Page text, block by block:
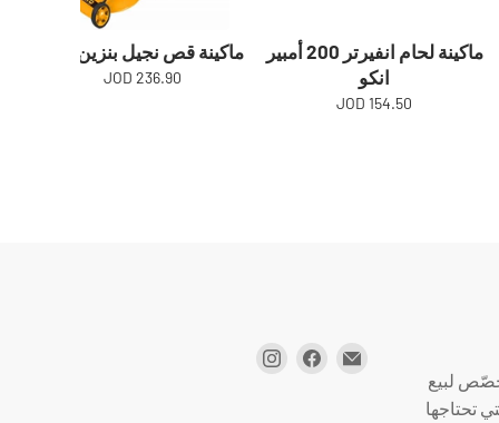
ماكينة لحام انفيرتر 200 أمبير
انكو
154.50 JOD
ماكينة قص نجيل بنزين انكو
236.90 JOD
لبيع
تحتاجها